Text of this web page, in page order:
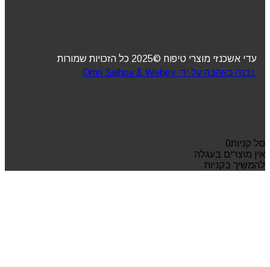
עדי אשכנזי מוצרי טיפוח ©2025 כל הזכויות שמורות
נבנה באהבה על ידי Omri Salhov & Webey
סל קניות0
אין מוצרים בעגלה
להמשיך בקניות